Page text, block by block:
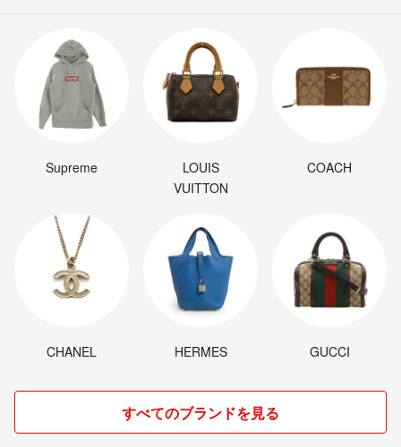
Supreme
LOUIS
VUITTON
COACH
CHANEL HERMES GUCCI
すべてのブランドを見る